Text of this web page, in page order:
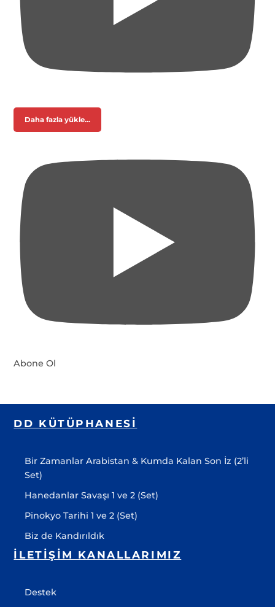
Daha fazla yükle...
Abone Ol
DD KÜTÜPHANESI
Bir Zamanlar Arabistan & Kumda Kalan Son İz (2’li
Set)
Hanedanlar Savaşı 1 ve 2 (Set)
Pinokyo Tarihi 1 ve 2 (Set)
Biz de Kandırıldık
İLETIŞIM KANALLARIMIZ
Destek